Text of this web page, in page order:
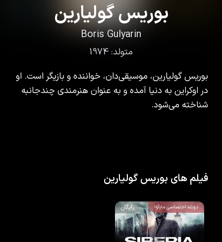
بوریس گولیارین
Boris Gulyarin
متولد: 1974
بوریس گولیارین، موسیقی‌دان، خواننده و بازیگر است. او
در اوکراین به دنیا آمده و به عنوان هنرمندی چندجانبه
شناخته می‌شود.
فیلم های بوریس گولیارین
دوبله اختصاصی مایاوا رایگان